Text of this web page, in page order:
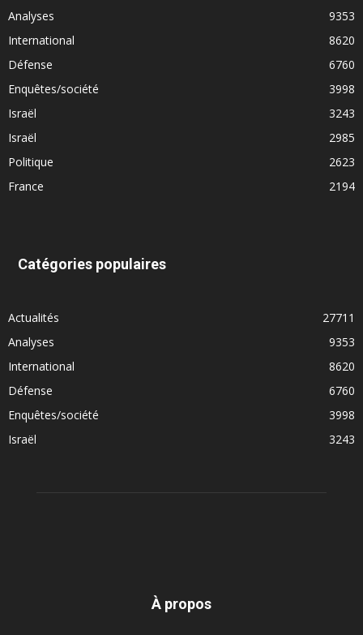
Analyses
9353
International
8620
Défense
6760
Enquêtes/société
3998
Israël
3243
Israël
2985
Politique
2623
France
2194
Catégories populaires
Actualités
27711
Analyses
9353
International
8620
Défense
6760
Enquêtes/société
3998
Israël
3243
À propos